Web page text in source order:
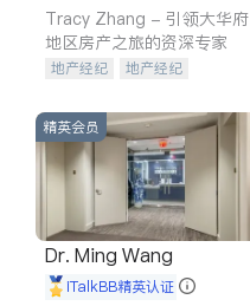
Tracy Zhang - 引领大华府
地区房产之旅的资深专家
地产经纪
地产经纪
商铺租售
开发商建商
精英会员
Dr. Ming Wang
iTalkBB精英认证